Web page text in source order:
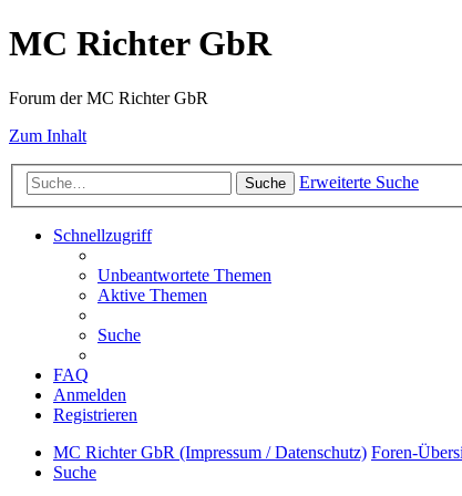
MC Richter GbR
Forum der MC Richter GbR
Zum Inhalt
Suche Erweiterte Suche
Schnellzugriff
Unbeantwortete Themen
Aktive Themen
Suche
FAQ
Anmelden
Registrieren
MC Richter GbR (Impressum / Datenschutz) Foren-
Suche